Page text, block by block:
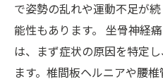
で姿勢の乱れや運動不足が
能性もあります。 坐骨神経
は、まず症状の原因を特定
ます。椎間板ヘルニアや腰